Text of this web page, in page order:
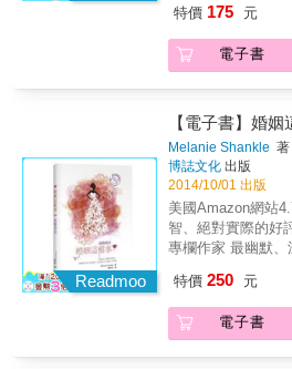
一起。 本書重點 ◎溫柔傾聽愛情最私密，犀利
爭產、搶子、家暴等人
【法律悄悄話】，
為律師之妻與專業
裡的奇形怪狀，更
失措。她的筆下，
利，卻又帶點衝動
而書中的故事正代
「你」，從過去、
起。 動人金句分享： 我們難免有點抱怨，有點
煩惱。 但我們還是繼續渴望幸福。 人生難免有
不順利的時候，重
是誰，懂你的人，
往事，我們是不是
〈孩子戰爭〉 把挫折當成你重生的機會，讓自
己飛得更高、更快
&hellip;&hellip; 未完成的婚禮，不只心碎
結婚為由要了一大
她從此卻不見人影
竟說罪證不足！難
裸的感情戰場。 身為律師之妻與專業法務人
員，林靜如看盡了
們面對法律時的驚
種種捨不得。 在她溫暖的理解中，曾有的心
碎、執著與迷惘，終於
見血分析，關於法
有了出口。 也許那個人走了，但世界絕不只剩
樣的「你」，從過
一起。 本書重點 ◎溫柔傾聽愛情最私密，犀利
透視法理之外，婚姻的暗角
還呈現多樣性與差
關係中最常見的問
能自別人的經歷中
諮商師及婚姻及家
可增加助人的專業
根源，看到正確的
方向，不僅在專業
亦能有自我提升。 & ◆夫妻攜手創業，功成名
就後積怨浮現，仇恨取代恩
的會令人成長，但
各自心理需求改變
同在一家公司或店
塑了新的自我形象
與權之後，有了新
想做的事情，如投
特價 175 元
電子書
Readmoo
【電子書】婚
Melanie Shankle 著
博誌文化 出版
2014/10/01 出版
美國Amazon網站4.7顆
智、絕對實際的好評推薦！ 美國
專欄作家 最幽默、深刻、打動人心的真誠分
入婚姻俱樂部~ 婚姻既是最大的祝福，也是兩
人世界最大的挑戰 & 作者梅蘭妮以輕鬆幽默的
口吻分享其婚姻生
特價 250 元
電子書